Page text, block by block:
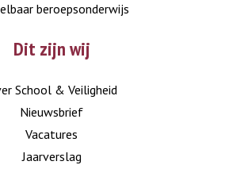
beroepsonderwijs
Dit zijn wij
School & Veiligheid
Nieuwsbrief
Vacatures
Jaarverslag